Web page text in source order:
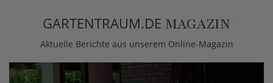
GARTENTRAUM.DE MAGAZIN
Aktuelle Berichte aus unserem Online-Magazin